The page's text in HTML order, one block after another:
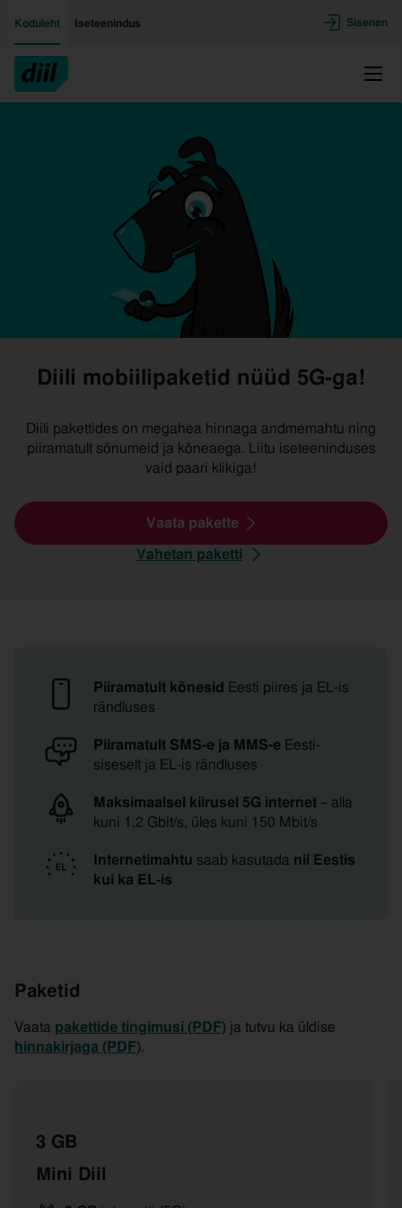
Koduleht
Iseteenindus Sisenen
Diili mobiilipaketid nüüd 5G-ga!
Diili pakettides on megahea hinnaga andmemahtu ning
piiramatult sõnumeid ja kõneaega. Liitu iseteeninduses
vaid paari klikiga!
Vaata pakette
Vahetan paketti
eelised
Piiramatult kõnesid
Eesti piires ja EL-is
rändluses
Piiramatult SMS-e ja MMS-e Eesti-
siseselt ja EL-is rändluses
Maksimaalsel kiirusel 5G internet – alla
kuni 1,2 Gbit/s, üles kuni 150 Mbit/s
Internetimahtu saab kasutada nii Eestis
kui ka EL‑is
Paketid
Vaata pakettide tingimusi (PDF) ja tutvu ka üldise
hinnakirjaga (PDF).
3 GB
Mini Diil